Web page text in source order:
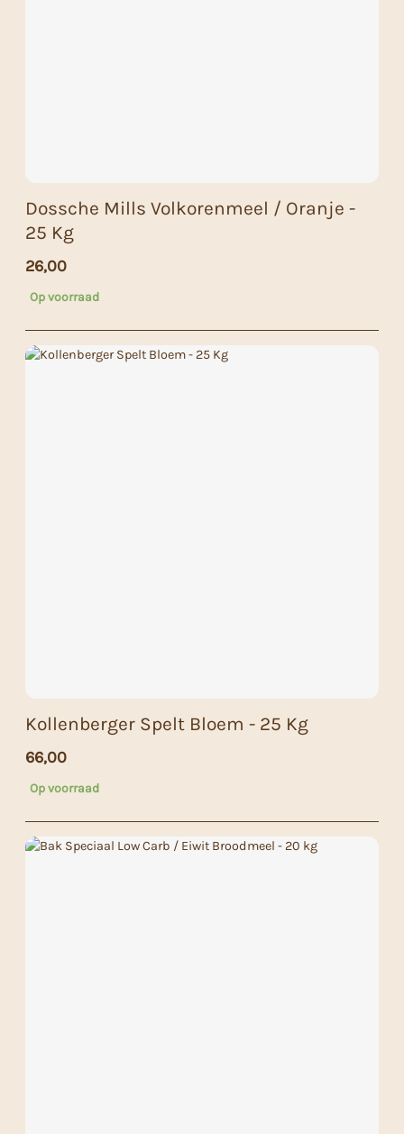
Dossche Mills Volkorenmeel / Oranje -
25 Kg
26,00
Op voorraad
Kollenberger Spelt Bloem - 25 Kg
66,00
Op voorraad